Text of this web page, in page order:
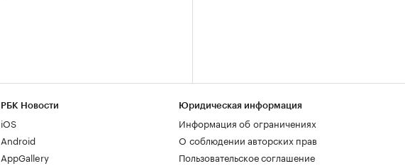
РБК Новости
iOS
Android
AppGallery
Юридическая информация
Информация об ограничениях
О соблюдении авторских прав
Пользовательское соглашение